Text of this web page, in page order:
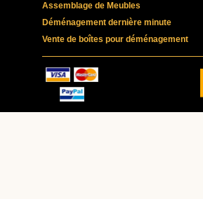
Assemblage de Meubles
Déménagement dernière minute
Vente de boîtes pour déménagement